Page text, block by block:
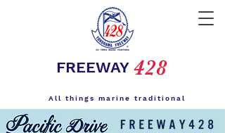
FREEWAY
All things marine traditional
428